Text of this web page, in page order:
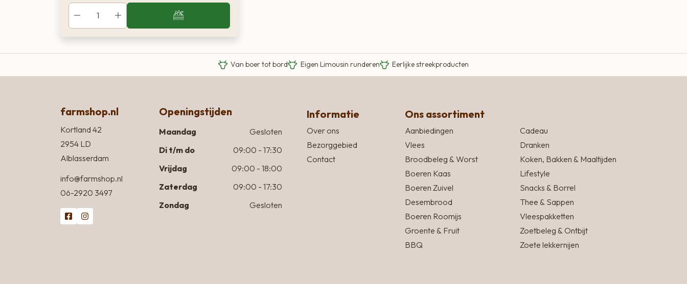
Van boer tot bord Eigen Limousin runderen Eerlijke streekproducten
farmshop.nl
Kortland 42
2954 LD
Alblasserdam
info@farmshop.nl
06-2920 3497
Openingstijden
Maandag
Gesloten
Di t/m do
09:00 - 17:30
Vrijdag
09:00 - 18:00
Zaterdag
09:00 - 17:30
Zondag
Gesloten
Informatie
Over ons
Bezorggebied
Contact
Ons assortiment
Aanbiedingen
Vlees
Broodbeleg & Worst
Boeren Kaas
Boeren Zuivel
Desembrood
Boeren Roomijs
Groente & Fruit
BBQ
Cadeau
Dranken
Koken, Bakken & Maaltijden
Lifestyle
Snacks & Borrel
Thee & Sappen
Vleespakketten
Zoetbeleg & Ontbijt
Zoete lekkernijen